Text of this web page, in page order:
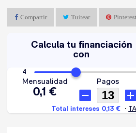
Compartir Tuitear Pinterest